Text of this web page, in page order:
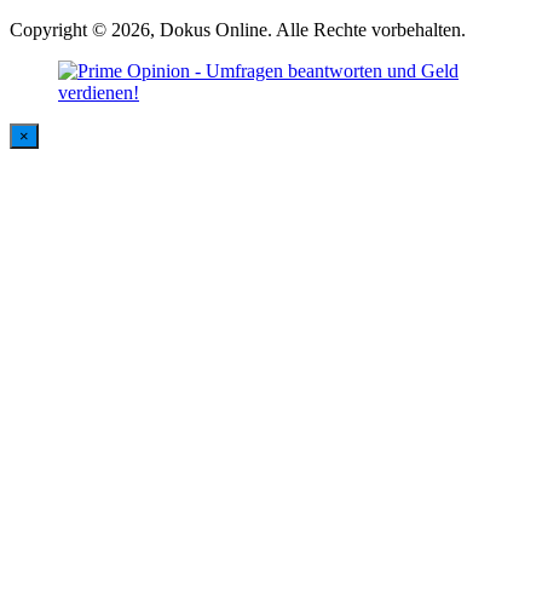
Copyright © 2026, Dokus Online. Alle Rechte vorbehalten.
×